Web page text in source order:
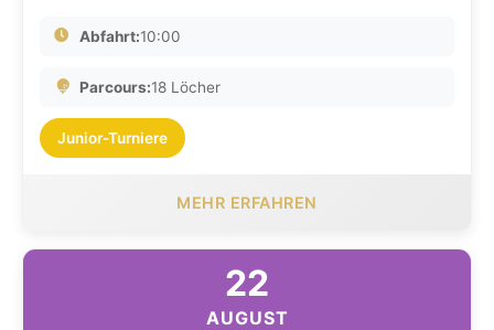
Abfahrt:10:00
Parcours:18 Löcher
Junior-Turniere
MEHR ERFAHREN
22
AUGUST